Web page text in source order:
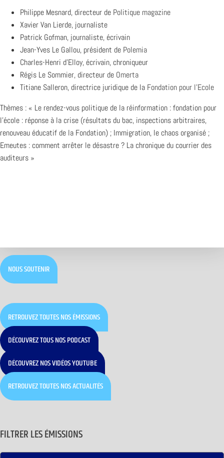
Philippe Mesnard, directeur de Politique magazine
Xavier Van Lierde, journaliste
Patrick Gofman, journaliste, écrivain
Jean-Yves Le Gallou, président de Polemia
Charles-Henri d’Elloy, écrivain, chroniqueur
Régis Le Sommier, directeur de Omerta
Titiane Salleron, directrice juridique de la Fondation pour l’Ecole
Thèmes : « Le rendez-vous politique de la réinformation : fondation pour
l’école : réponse à la crise (résultats du bac, inspections arbitraires,
renouveau éducatif de la Fondation) ; Immigration, le chaos organisé ;
Emeutes : comment arrêter le désastre ? La chronique du courrier des
auditeurs »
NOUS SOUTENIR
RETROUVEZ TOUTES NOS ÉMISSIONS
DÉCOUVREZ TOUS NOS PODCAST
DÉCOUVREZ NOS VIDÉOS YOUTUBE
RETROUVEZ TOUTES NOS ACTUALITÉS
FILTRER LES ÉMISSIONS